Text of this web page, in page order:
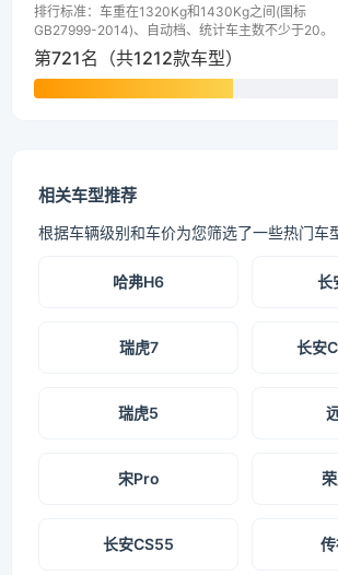
排行标准：车重在1320Kg和1430Kg之间(国标
GB27999-2014)、自动档、统计车主数不少于20。
第721名（共1212款车型）
相关车型推荐
根据车辆级别和车价为您筛选了一些热门车
哈弗H6 长
瑞虎7 长安
瑞虎5
宋Pro
长安CS55